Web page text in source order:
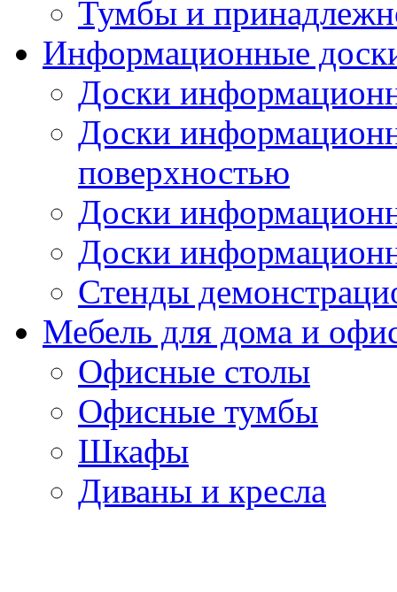
Тумбы и
Информационные
Доски
Доски
поверхностью
Доски
Доски
Стенды
Мебель для дома и
Офисные столы
Офисные тумбы
Шкафы
Диваны и кресла